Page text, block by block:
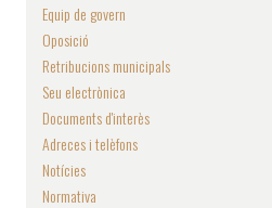
Equip de govern
Oposició
Retribucions municipals
Seu electrònica
Documents d'interès
Adreces i telèfons
Notícies
Normativa